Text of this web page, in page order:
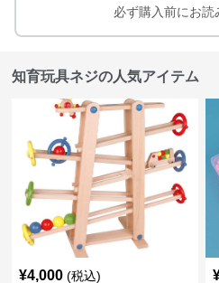
必ず購入前にお読
知育玩具ネジの人気アイテム
¥4,000 (税込)